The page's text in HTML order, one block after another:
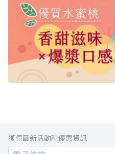
獲得最新活動和優惠資訊